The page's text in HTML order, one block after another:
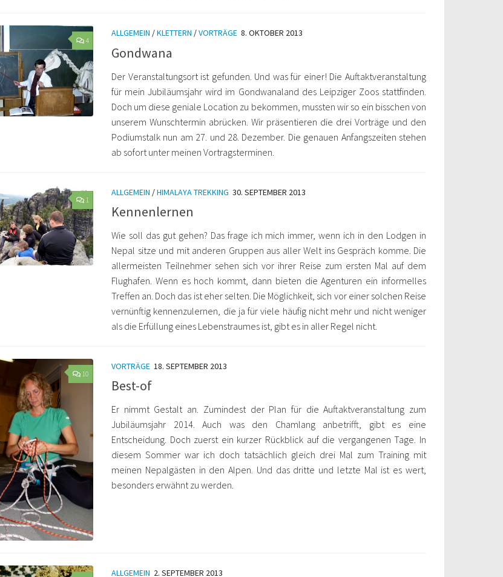
4
ALLGEMEIN /KLETTERN /VORTRÄGE 8. OKTOBER 2013
Gondwana
Der Veranstaltungsort ist gefunden. Und was für einer! Die Auftaktveranstaltung
für mein Jubiläumsjahr wird im Gondwanaland des Leipziger Zoos stattfinden.
Doch um diese geniale Location zu bekommen, mussten wir so ein bisschen von
unserem Wunschtermin abrücken. Wir präsentieren die drei Vorträge und den
Podiumstalk nun am 27. und 28. Dezember. Die genauen Anfangszeiten stehen
ab sofort unter meinen Vortragsterminen.
1
ALLGEMEIN /HIMALAYA TREKKING 30. SEPTEMBER 2013
Kennenlernen
Wie soll das gut gehen? Das frage ich mich immer, wenn ich in den Lodgen in
Nepal sitze und mit anderen Gruppen aus aller Welt ins Gespräch komme. Die
allermeisten Teilnehmer sehen sich vor ihrer Reise zum ersten Mal auf dem
Flughafen. Wenn es hoch kommt, dann bieten die Agenturen ein informelles
Treffen an. Doch das ist eher selten. Die Möglichkeit, sich vor einer solchen Reise
vernünftig kennenzulernen, die ja für viele häufig nicht mehr und nicht weniger
als die Erfüllung eines Lebenstraumes ist, gibt es in aller Regel nicht.
10
VORTRÄGE 18. SEPTEMBER 2013
Best-of
Er nimmt Gestalt an. Zumindest der Plan für die Auftaktveranstaltung zum
Jubiläumsjahr 2014. Auch was den Chamlang anbetrifft, gibt es eine
Entscheidung. Doch zuerst ein kurzer Rückblick auf die vergangenen Tage. In
diesem Sommer war ich doch tatsächlich gleich drei Mal zum Training mit
meinen Nepalgästen in den Alpen. Und das dritte und letzte Mal ist es wert,
besonders erwähnt zu werden.
ALLGEMEIN 2. SEPTEMBER 2013